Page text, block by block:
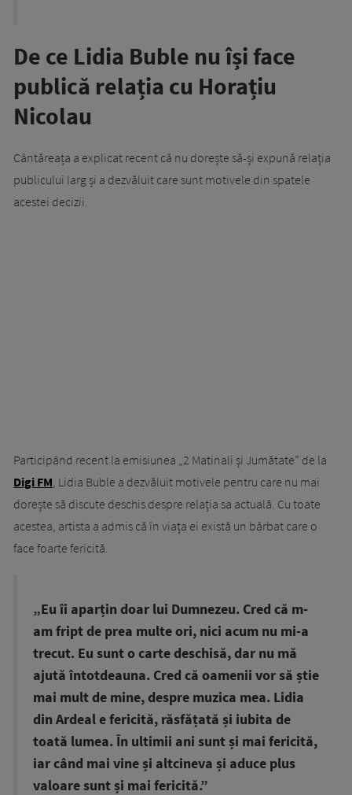
De ce Lidia Buble nu își face
publică relația cu Horațiu
Nicolau
Cântăreața a explicat recent că nu dorește să-și expună relația
publicului larg și a dezvăluit care sunt motivele din spatele
acestei decizii.
Participând recent la emisiunea „2 Matinali și Jumătate” de la
Digi FM, Lidia Buble a dezvăluit motivele pentru care nu mai
dorește să discute deschis despre relația sa actuală. Cu toate
acestea, artista a admis că în viața ei există un bărbat care o
face foarte fericită.
„Eu îi aparțin doar lui Dumnezeu. Cred că m-
am fript de prea multe ori, nici acum nu mi-a
trecut. Eu sunt o carte deschisă, dar nu mă
ajută întotdeauna. Cred că oamenii vor să știe
mai mult de mine, despre muzica mea. Lidia
din Ardeal e fericită, răsfățată și iubita de
toată lumea. În ultimii ani sunt și mai fericită,
iar când mai vine și altcineva și aduce plus
valoare sunt și mai fericită.”